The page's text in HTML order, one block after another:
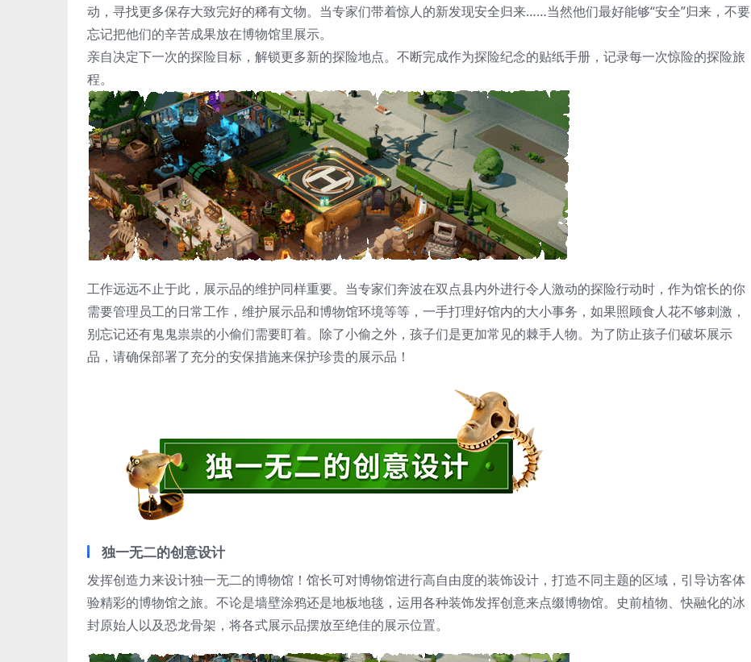
动，寻找更多保存大致完好的稀有文物。当专家们带着惊人的新发现安全归来……当然他们最好能够“安全”归来，不要
忘记把他们的辛苦成果放在博物馆里展示。
亲自决定下一次的探险目标，解锁更多新的探险地点。不断完成作为探险纪念的贴纸手册，记录每一次惊险的探险旅
程。
工作远远不止于此，展示品的维护同样重要。当专家们奔波在双点县内外进行令人激动的探险行动时，作为馆长的你
需要管理员工的日常工作，维护展示品和博物馆环境等等，一手打理好馆内的大小事务，如果照顾食人花不够刺激，
别忘记还有鬼鬼祟祟的小偷们需要盯着。除了小偷之外，孩子们是更加常见的棘手人物。为了防止孩子们破坏展示
品，请确保部署了充分的安保措施来保护珍贵的展示品！
独一无二的创意设计
发挥创造力来设计独一无二的博物馆！馆长可对博物馆进行高自由度的装饰设计，打造不同主题的区域，引导访客体
验精彩的博物馆之旅。不论是墙壁涂鸦还是地板地毯，运用各种装饰发挥创意来点缀博物馆。史前植物、快融化的冰
封原始人以及恐龙骨架，将各式展示品摆放至绝佳的展示位置。